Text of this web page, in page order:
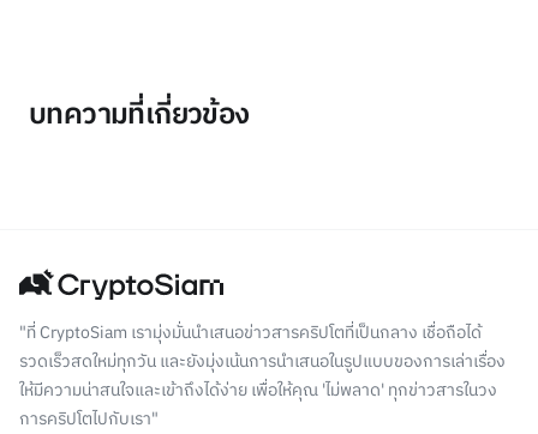
บทความที่เกี่ยวข้อง
"ที่ CryptoSiam เรามุ่งมั่นนำเสนอข่าวสารคริปโตที่เป็นกลาง เชื่อถือได้
รวดเร็วสดใหม่ทุกวัน และยังมุ่งเน้นการนำเสนอในรูปแบบของการเล่าเรื่อง
ให้มีความน่าสนใจและเข้าถึงได้ง่าย เพื่อให้คุณ 'ไม่พลาด' ทุกข่าวสารในวง
การคริปโตไปกับเรา"